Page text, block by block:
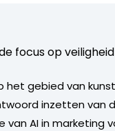
focus op
het gebied van
inzetten van
AI in marketing